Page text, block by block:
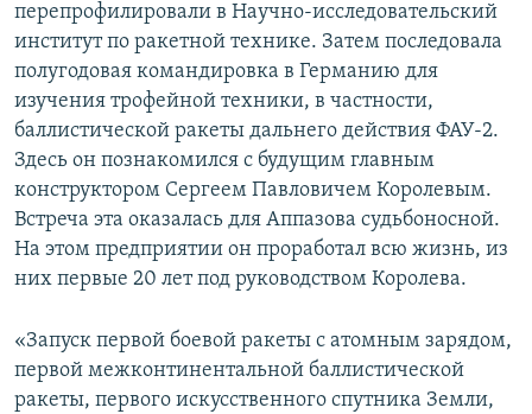
перепрофилировали в Научно-исследовательский
институт по ракетной технике. Затем последовала
полугодовая командировка в Германию для
изучения трофейной техники, в частности,
баллистической ракеты дальнего действия ФАУ-2.
Здесь он познакомился с будущим главным
конструктором Сергеем Павловичем Королевым.
Встреча эта оказалась для Аппазова судьбоносной.
На этом предприятии он проработал всю жизнь, из
них первые 20 лет под руководством Королева.
«Запуск первой боевой ракеты с атомным зарядом,
первой межконтинентальной баллистической
ракеты, первого искусственного спутника Земли,